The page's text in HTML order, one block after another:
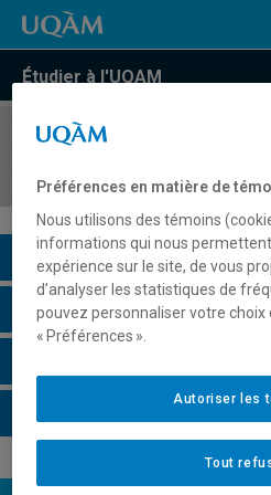
Étudier à l'UQAM
COURS//
Description du cours
Horaire - Été 2026
Préférences en matière de
Nous utilisons des témoins
informations qui nous
expérience sur le site, de vous
d’analyser les statistiques de
pouvez personnaliser votre
« Préférences ».
Tout
Autoriser les